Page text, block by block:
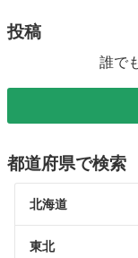
投稿
誰で
都道府県で検索
北海道
東北